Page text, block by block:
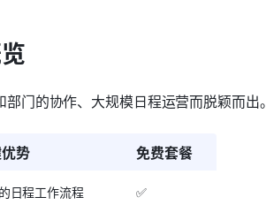
门的协作、大规模日程运营而脱颖而出。
势 免费套餐
日程工作流程 ✅